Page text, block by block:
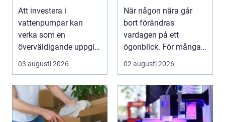
till hållbara och
effektiva lösningar
Att investera i
vattenpumpar kan
verka som en
överväldigande uppgift,
speciellt om man bor...
03 augusti 2026
omtanke i en svår
tid
När någon nära går
bort förändras
vardagen på ett
ögonblick. För många i
Mölndal blir första
02 augusti 2026